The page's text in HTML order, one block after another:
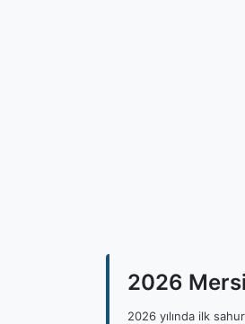
2026
2026 yılında ilk